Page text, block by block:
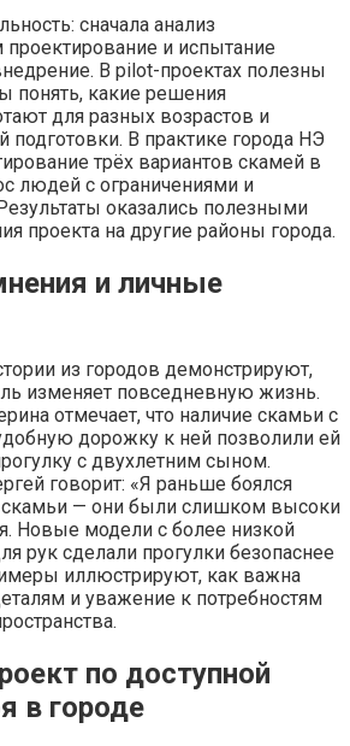
сначала анализ
проектирование и испытание
В pilot-проектах полезны
понять, какие решения
для разных возрастов и
подготовки. В практике города НЭ
трёх вариантов скамей в
людей с ограничениями и
оказались полезными
проекта на другие районы города.
и личные
из городов демонстрируют,
изменяет повседневную жизнь.
отмечает, что наличие скамьи с
дорожку к ней позволили ей
с двухлетним сыном.
говорит: «Я раньше боялся
скамьи — они были слишком высоки
Новые модели с более низкой
рук сделали прогулки безопаснее
иллюстрируют, как важна
и уважение к потребностям
по доступной
в городе